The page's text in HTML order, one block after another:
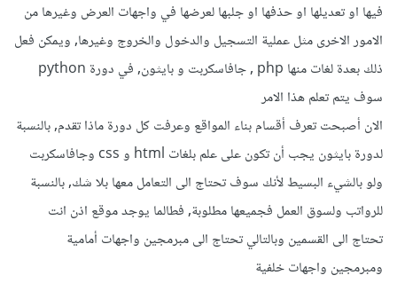
فيها او تعديلها او حذفها او جلبها لعرضها في واجهات العرض وغيرها من
الامور الاخرى مثل عملية التسجيل والدخول والخروج وغيرها, ويمكن فعل
ذلك بعدة لغات منها php , جافاسكربت و بايثون, في دورة python
سوف يتم تعلم هذا الامر
الان أصبحت تعرف أقسام بناء المواقع وعرفت كل دورة ماذا تقدم, بالنسبة
لدورة بايثون يجب أن تكون على علم بلغات html و css وجافاسكربت
ولو بالشيء البسيط لأنك سوف تحتاج الى التعامل معها بلا شك, بالنسبة
للرواتب ولسوق العمل فجميعها مطلوبة, فطالما يوجد موقع اذن انت
تحتاج الى القسمين وبالتالي تحتاج الى مبرمجين واجهات أمامية
ومبرمجين واجهات خلفية